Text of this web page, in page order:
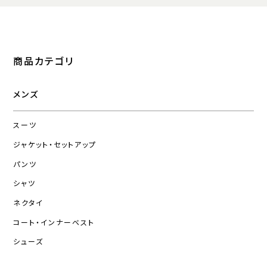
商品カテゴリ
メンズ
スーツ
ジャケット・セットアップ
パンツ
シャツ
ネクタイ
コート・インナーベスト
シューズ